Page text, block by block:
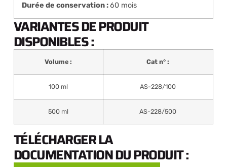
Durée de conservation :60 mois
VARIANTES DE PRODUIT
DISPONIBLES :
Volume : Cat n° :
100 ml AS-228/100
500 ml AS-228/500
TÉLÉCHARGER LA
DOCUMENTATION DU PRODUIT :